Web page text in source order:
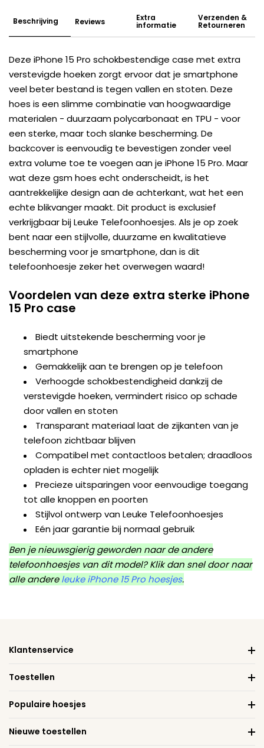
Beschrijving Reviews Extra
informatie
Verzenden &
Retourneren
Deze iPhone 15 Pro schokbestendige case met extra
verstevigde hoeken zorgt ervoor dat je smartphone
veel beter bestand is tegen vallen en stoten. Deze
hoes is een slimme combinatie van hoogwaardige
materialen - duurzaam polycarbonaat en TPU - voor
een sterke, maar toch slanke bescherming. De
backcover is eenvoudig te bevestigen zonder veel
extra volume toe te voegen aan je iPhone 15 Pro. Maar
wat deze gsm hoes echt onderscheidt, is het
aantrekkelijke design aan de achterkant, wat het een
echte blikvanger maakt. Dit product is exclusief
verkrijgbaar bij Leuke Telefoonhoesjes. Als je op zoek
bent naar een stijlvolle, duurzame en kwalitatieve
bescherming voor je smartphone, dan is dit
telefoonhoesje zeker het overwegen waard!
Voordelen van deze extra sterke iPhone
15 Pro case
Biedt uitstekende bescherming voor je
smartphone
Gemakkelijk aan te brengen op je telefoon
Verhoogde schokbestendigheid dankzij de
verstevigde hoeken, vermindert risico op schade
door vallen en stoten
Transparant materiaal laat de zijkanten van je
telefoon zichtbaar blijven
Compatibel met contactloos betalen; draadloos
opladen is echter niet mogelijk
Precieze uitsparingen voor eenvoudige toegang
tot alle knoppen en poorten
Stijlvol ontwerp van Leuke Telefoonhoesjes
Eén jaar garantie bij normaal gebruik
Ben je nieuwsgierig geworden naar de andere
telefoonhoesjes van dit model? Klik dan snel door naar
alle andereleuke iPhone 15 Pro hoesjes.
Klantenservice
Toestellen
Populaire hoesjes
Nieuwe toestellen